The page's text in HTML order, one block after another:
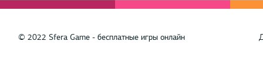
© 2022 Sfera Game - бесплатные игры онлайн